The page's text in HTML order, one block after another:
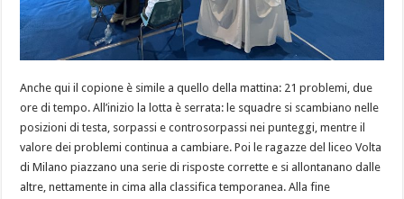
Anche qui il copione è simile a quello della mattina: 21 problemi, due
ore di tempo. All’inizio la lotta è serrata: le squadre si scambiano nelle
posizioni di testa, sorpassi e controsorpassi nei punteggi, mentre il
valore dei problemi continua a cambiare. Poi le ragazze del liceo Volta
di Milano piazzano una serie di risposte corrette e si allontanano dalle
altre, nettamente in cima alla classifica temporanea. Alla fine